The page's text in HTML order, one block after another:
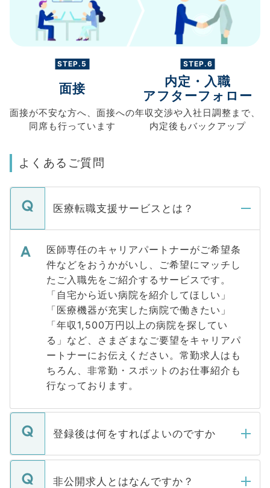
STEP.5
面接
面接が不安な方へ、 面接への
同席も行っています
STEP.6
内定・入職
アフターフォロー
年収交渉や入社日調整まで、
内定後もバックアップ
よくあるご質問
医療転職支援サービスとは？
医師専任のキャリアパートナーがご希望条
件などをおうかがいし、ご希望にマッチし
たご入職先をご紹介するサービスです。
「自宅から近い病院を紹介してほしい」
「医療機器が充実した病院で働きたい」
「年収1,500万円以上の病院を探してい
る」など、さまざまなご要望をキャリアパ
ートナーにお伝えください。常勤求人はも
ちろん、非常勤・スポットのお仕事紹介も
行なっております。
登録後は何をすればよいのですか
ご登録いただきましたら、弊社担当者がご
登録内容を確認し、その後メールもしくは
非公開求人とはなんですか？